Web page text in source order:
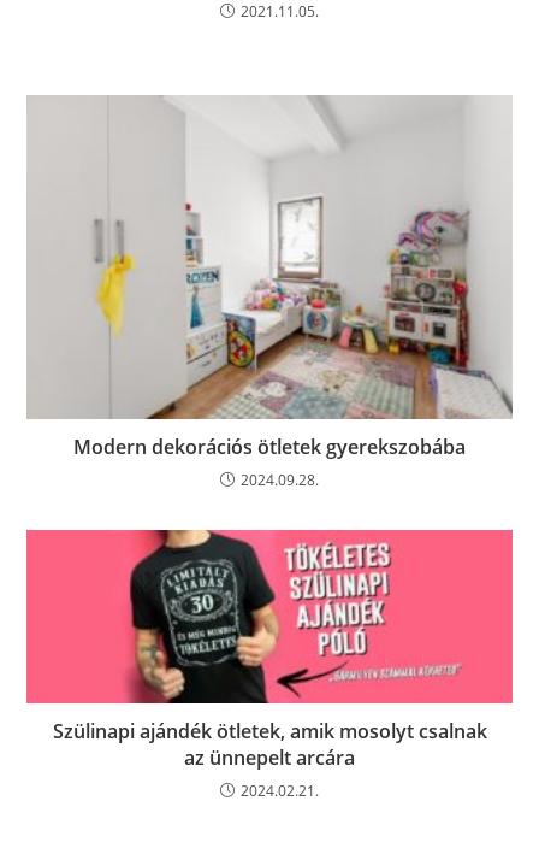
2021.11.05.
Modern dekorációs ötletek gyerekszobába
2024.09.28.
Szülinapi ajándék ötletek, amik mosolyt csalnak
az ünnepelt arcára
2024.02.21.